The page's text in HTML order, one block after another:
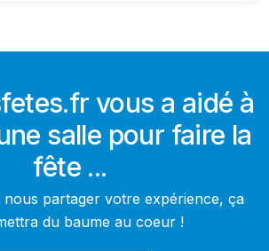
vous a aidé à
salle pour faire la
fête ...
nous partager votre expérience, ça
du baume au coeur !